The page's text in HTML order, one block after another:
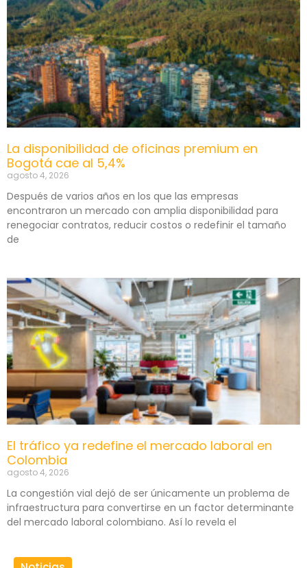
La disponibilidad de oficinas premium en
Bogotá cae al 5,4%
agosto 4, 2026
Después de varios años en los que las empresas
encontraron un mercado con amplia disponibilidad para
renegociar contratos, reducir costos o redefinir el tamaño
de
El tráfico ya redefine el mercado laboral en
Colombia
agosto 4, 2026
La congestión vial dejó de ser únicamente un problema de
infraestructura para convertirse en un factor determinante
del mercado laboral colombiano. Así lo revela el